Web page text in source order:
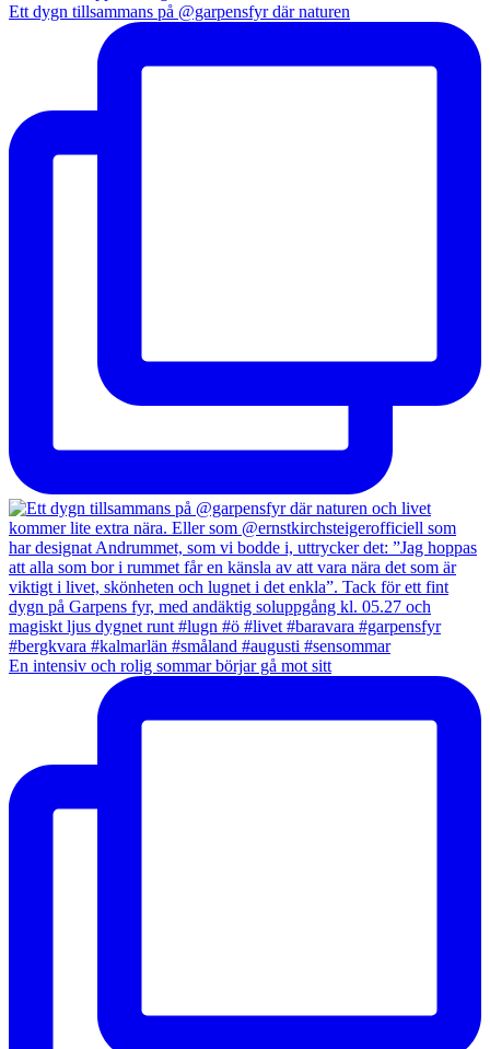
Ett dygn tillsammans på @garpensfyr där naturen
En intensiv och rolig sommar börjar gå mot sitt